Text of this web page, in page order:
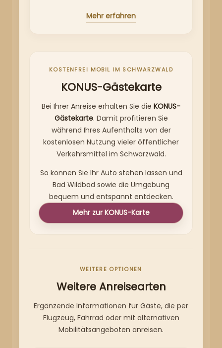
Mehr erfahren
KOSTENFREI MOBIL IM SCHWARZWALD
KONUS-Gästekarte
Bei Ihrer Anreise erhalten Sie die KONUS-
Gästekarte. Damit profitieren Sie
während Ihres Aufenthalts von der
kostenlosen Nutzung vieler öffentlicher
Verkehrsmittel im Schwarzwald.
So können Sie Ihr Auto stehen lassen und
Bad Wildbad sowie die Umgebung
bequem und entspannt entdecken.
Mehr zur KONUS-Karte
WEITERE OPTIONEN
Weitere Anreisearten
Ergänzende Informationen für Gäste, die per
Flugzeug, Fahrrad oder mit alternativen
Mobilitätsangeboten anreisen.